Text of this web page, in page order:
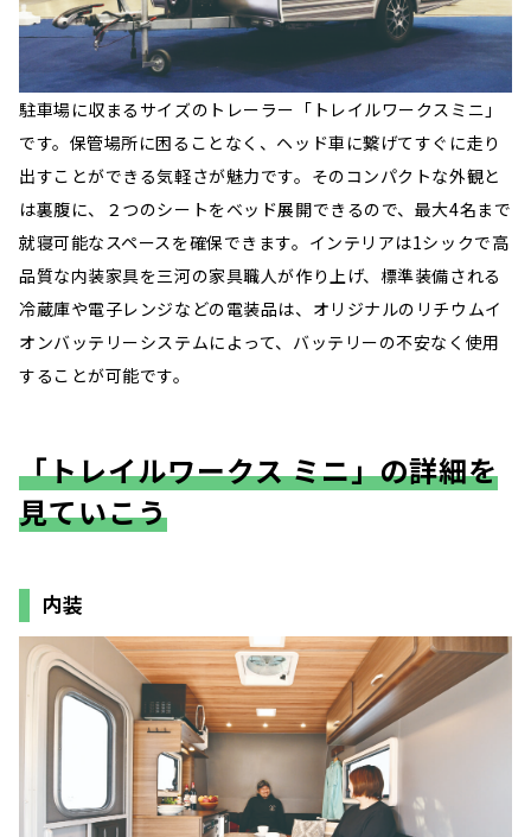
駐車場に収まるサイズのトレーラー「トレイルワークスミニ」
です。保管場所に困ることなく、ヘッド車に繋げてすぐに走り
出すことができる気軽さが魅力です。そのコンパクトな外観と
は裏腹に、２つのシートをベッド展開できるので、最大4名まで
就寝可能なスペースを確保できます。インテリアは1シックで高
品質な内装家具を三河の家具職人が作り上げ、標準装備される
冷蔵庫や電子レンジなどの電装品は、オリジナルのリチウムイ
オンバッテリーシステムによって、バッテリーの不安なく使用
することが可能です。
「トレイルワークス ミニ」の詳細を
見ていこう
内装